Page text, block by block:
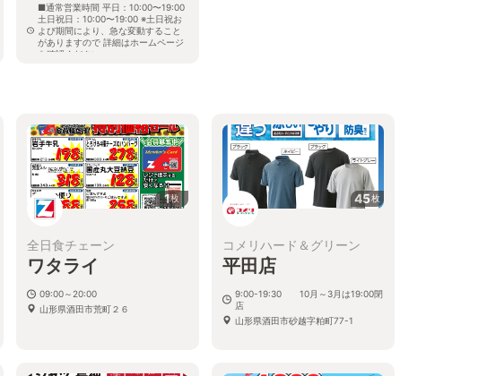
■通常営業時間 平日：10:00〜19:00
土日祝日：10:00〜19:00 ※土日祝お
よび期間により、急な変動すること
がありますので 詳細はホームページ
を確認ください
1枚
全日食チェーン
ワタライ
09:00～20:00
山形県酒田市荒町２６
45枚
コメリハード＆グリーン
平田店
9:00-19:30 10月～3月は19:00閉
店
山形県酒田市砂越字粕町77-1